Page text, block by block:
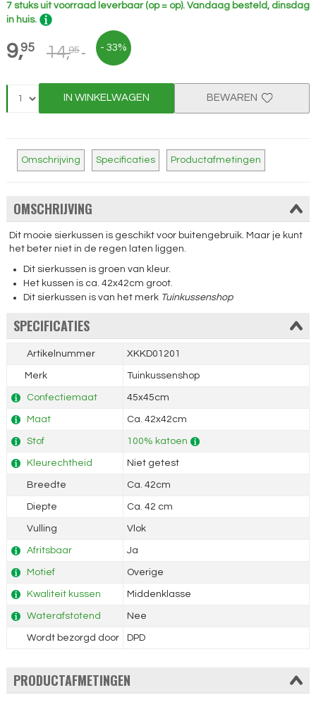
7 stuks uit voorraad leverbaar (op = op). Vandaag besteld, dinsdag
in huis.
9,95 14,95 - 33%
IN WINKELWAGEN BEWAREN
Omschrijving Specificaties Productafmetingen
OMSCHRIJVING
Dit mooie sierkussen is geschikt voor buitengebruik. Maar je kunt
het beter niet in de regen laten liggen.
Dit sierkussen is groen van kleur.
Het kussen is ca. 42x42cm groot.
Dit sierkussen is van het merk Tuinkussenshop
SPECIFICATIES
Artikelnummer XKKD01201
Merk Tuinkussenshop
Confectiemaat 45x45cm
Maat Ca. 42x42cm
Stof 100% katoen
Kleurechtheid Niet getest
Breedte Ca. 42cm
Diepte Ca. 42 cm
Vulling Vlok
Afritsbaar Ja
Motief Overige
Kwaliteit kussen Middenklasse
Waterafstotend Nee
Wordt bezorgd door DPD
PRODUCTAFMETINGEN